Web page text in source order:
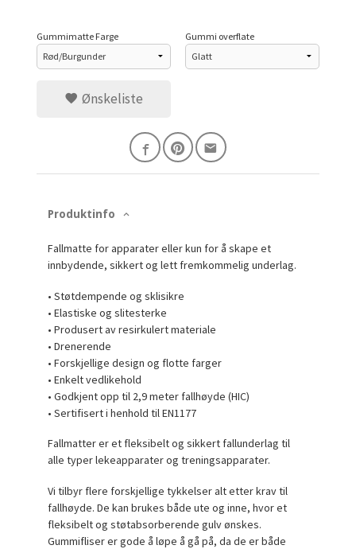
Gummimatte Farge Gummi overflate
Ønskeliste
Produktinfo
Fallmatte for apparater eller kun for å skape et
innbydende, sikkert og lett fremkommelig underlag.
• Støtdempende og sklisikre
• Elastiske og slitesterke
• Produsert av resirkulert materiale
• Drenerende
• Forskjellige design og flotte farger
• Enkelt vedlikehold
• Godkjent opp til 2,9 meter fallhøyde (HIC)
• Sertifisert i henhold til EN1177
Fallmatter er et fleksibelt og sikkert fallunderlag til
alle typer lekeapparater og treningsapparater.
Vi tilbyr flere forskjellige tykkelser alt etter krav til
fallhøyde. De kan brukes både ute og inne, hvor et
fleksibelt og støtabsorberende gulv ønskes.
Gummifliser er gode å løpe å gå på, da de er både